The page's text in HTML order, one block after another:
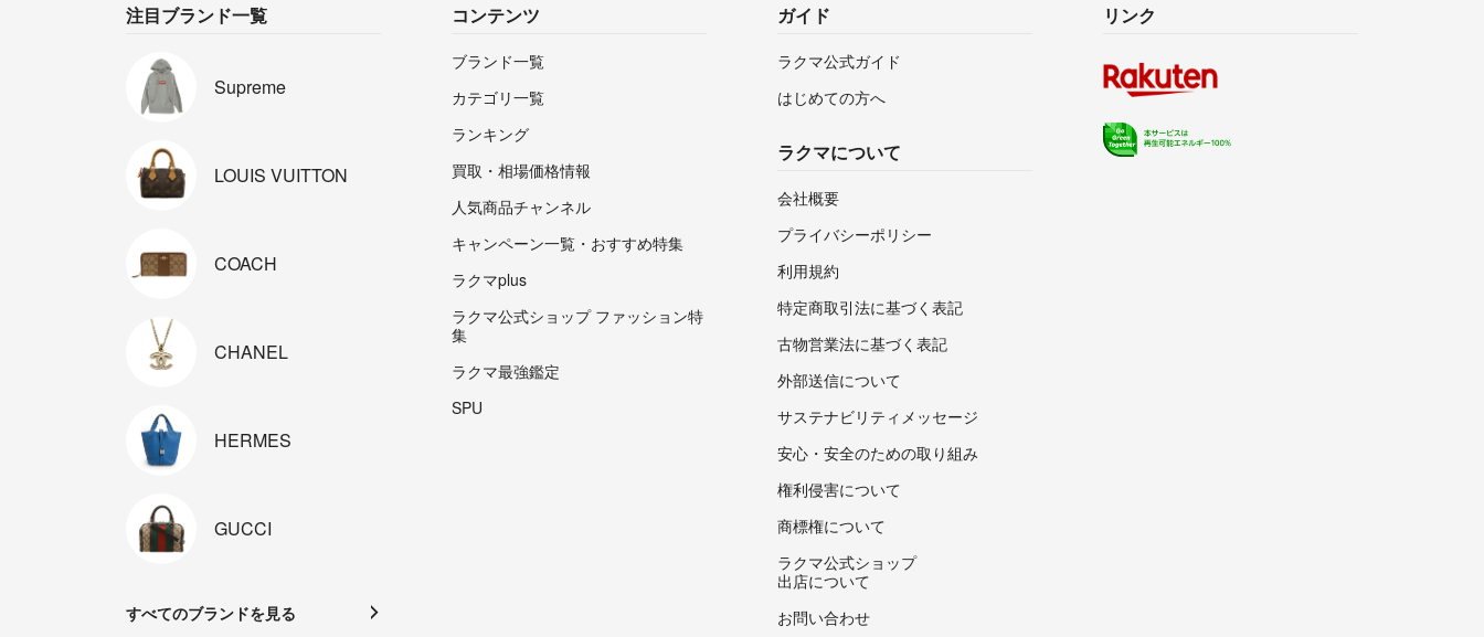
注目ブランド一覧
Supreme
LOUIS VUITTON
COACH
CHANEL
HERMES
GUCCI
すべてのブランドを見る
コンテンツ
ブランド一覧
カテゴリ一覧
ランキング
買取・相場価格情報
人気商品チャンネル
キャンペーン一覧・おすすめ特集
ラクマplus
ラクマ公式ショップ ファッション特
集
ラクマ最強鑑定
SPU
ガイド
ラクマ公式ガイド
はじめての方へ
ラクマについて
会社概要
プライバシーポリシー
利用規約
特定商取引法に基づく表記
古物営業法に基づく表記
外部送信について
サステナビリティメッセージ
安心・安全のための取り組み
権利侵害について
商標権について
ラクマ公式ショップ
出店について
お問い合わせ
リンク